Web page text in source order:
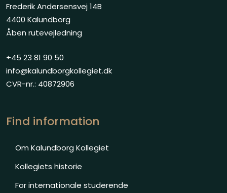
Frederik Andersensvej 14B
4400 Kalundborg
Åben rutevejledning
+45 23 81 90 50
info@kalundborgkollegiet.dk
CVR-nr.: 40872906
Find information
Om Kal​undborg Kollegiet
Kollegiets historie
For internationale studerende